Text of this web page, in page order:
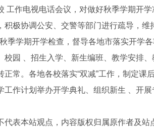
工作电视电话会议，对做好秋季学期开
极协调公安、交警等部门进行疏导，维
学期开学检查，督导各地市落实开学各
园 、招生入学、新生编班、教学安排
常。各地各校落实“双减”工作，制定课
作计划举办开学典礼、组织新生 、开展
表本站观点，内容版权归属原作者及站